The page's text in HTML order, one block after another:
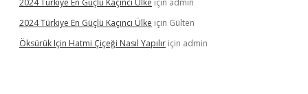
2024 Türkiye En Güçlü Kaçıncı Ülke için admin
2024 Türkiye En Güçlü Kaçıncı Ülke için Gülten
Öksürük Için Hatmi Çiçeği Nasıl Yapılır için admin